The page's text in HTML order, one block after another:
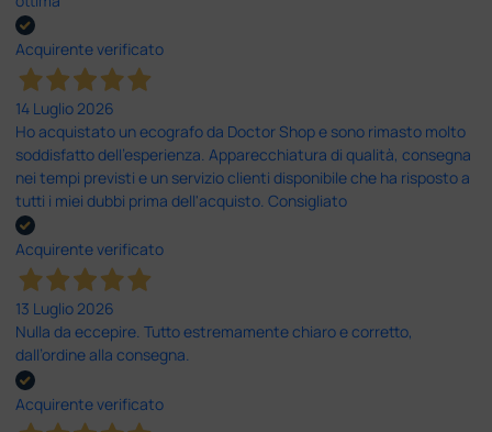
Acquirente verificato
14 Luglio 2026
Ho acquistato un ecografo da Doctor Shop e sono rimasto molto
soddisfatto dell'esperienza. Apparecchiatura di qualità, consegna
nei tempi previsti e un servizio clienti disponibile che ha risposto a
tutti i miei dubbi prima dell'acquisto. Consigliato
Acquirente verificato
13 Luglio 2026
Nulla da eccepire. Tutto estremamente chiaro e corretto,
dall’ordine alla consegna.
Acquirente verificato